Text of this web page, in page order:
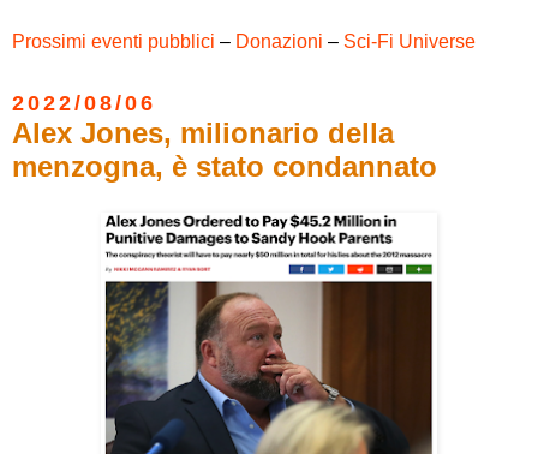
Prossimi eventi pubblici – Donazioni – Sci-Fi Universe
2022/08/06
Alex Jones, milionario della
menzogna, è stato condannato